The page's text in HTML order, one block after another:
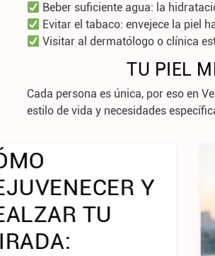
Beber suficiente agua: la
Evitar el tabaco: envejece la piel
Visitar al dermatólogo o clínica
TU PIEL
Cada persona es única, por eso en
estilo de vida y necesidades
LIFTING
SIN